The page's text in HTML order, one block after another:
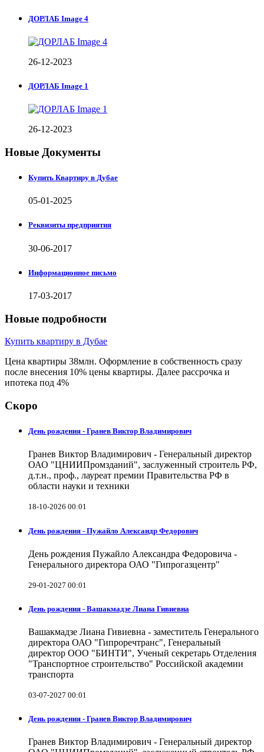
ДОРЛАБ Image 4
26-12-2023
ДОРЛАБ Image 1
26-12-2023
Новые Документы
Купить Квартиру в Дубае
05-01-2025
Реквизиты предприятия
30-06-2017
Информационное письмо
17-03-2017
Новые подробности
Купить квартиру в Дубае
Цена квартиры 38млн. Оформление в собственность сразу
после внесения 10% цены квартиры. Далее рассрочка и
ипотека под 4%
Скоро
День рождения - Гранев Виктор Владимирович
Гранев Виктор Владимирович - Генеральный директор
ОАО "ЦНИИПромзданий", заслуженный строитель РФ,
д.т.н., проф., лауреат премии Правительства РФ в
области науки и техники
18-10-2026 00:01
День рождения - Пужайло Александр Федорович
День рождения Пужайло Александра Федоровича -
Генерального директора ОАО "Гипрогазцентр"
29-01-2027 00:01
День рождения - Вашакмадзе Лиана Гивиевна
Вашакмадзе Лиана Гивиевна - заместитель Генерального
директора ОАО "Гипроречтранс", Генеральный
директор ООО "БИНТИ", Ученый секретарь Отделения
"Транспортное строительство" Российской академии
транспорта
03-07-2027 00:01
День рождения - Гранев Виктор Владимирович
Гранев Виктор Владимирович - Генеральный директор